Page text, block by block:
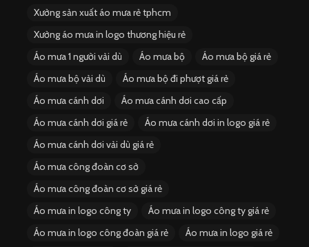
Xưởng sản xuất áo mưa rẻ tphcm
Xưởng áo mưa in logo thương hiệu rẻ
Áo mưa 1 người vải dù
Áo mưa bộ
Áo mưa bộ giá rẻ
Áo mưa bộ vải dù
Áo mưa bộ đi phượt giá rẻ
Áo mưa cánh dơi
Áo mưa cánh dơi cao cấp
Áo mưa cánh dơi giá rẻ
Áo mưa cánh dơi in logo giá rẻ
Áo mưa cánh dơi vải dù giá rẻ
Áo mưa công đoàn cơ sở
Áo mưa công đoàn cơ sở giá rẻ
Áo mưa in logo công ty
Áo mưa in logo công ty giá rẻ
Áo mưa in logo công đoàn giá rẻ
Áo mưa in logo giá rẻ